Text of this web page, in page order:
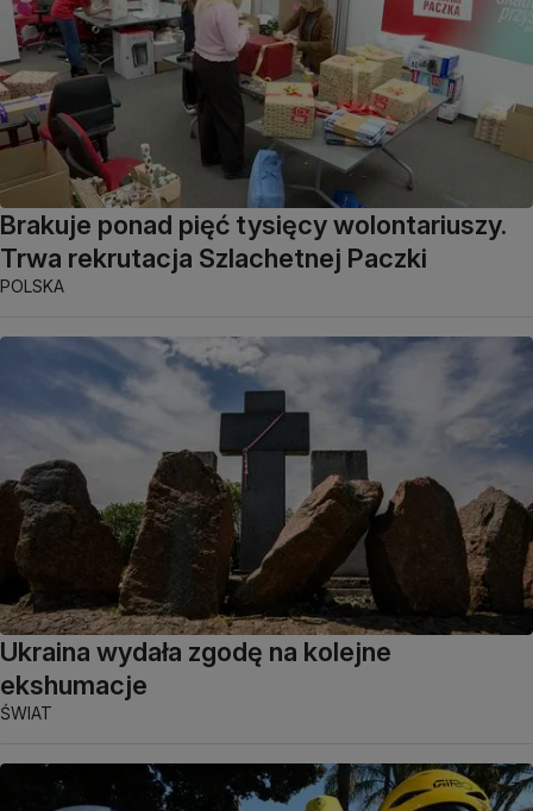
Brakuje ponad pięć tysięcy wolontariuszy.
Trwa rekrutacja Szlachetnej Paczki
POLSKA
Ukraina wydała zgodę na kolejne
ekshumacje
ŚWIAT